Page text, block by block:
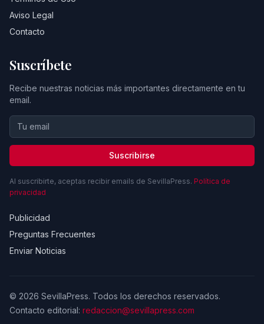
Aviso Legal
Contacto
Suscríbete
Recibe nuestras noticias más importantes directamente en tu
email.
Suscribirse
Al suscribirte, aceptas recibir emails de SevillaPress. Política de
privacidad
Publicidad
Preguntas Frecuentes
Enviar Noticias
© 2026 SevillaPress. Todos los derechos reservados.
Contacto editorial: redaccion@sevillapress.com